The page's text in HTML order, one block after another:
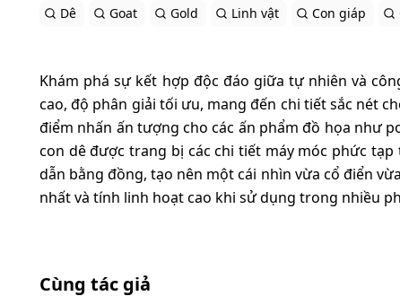
Dê
Goat Gold Linh vật Con giáp
Khám phá sự kết hợp độc đáo giữa tự nhiên và
cao, độ phân giải tối ưu, mang đến chi tiết sắc nét
điểm nhấn ấn tượng cho các ấn phẩm đồ họa như
con dê được trang bị các chi tiết máy móc phức
dẫn bằng đồng, tạo nên một cái nhìn vừa cổ điển
nhất và tính linh hoạt cao khi sử dụng trong nhiều
Cùng tác giả